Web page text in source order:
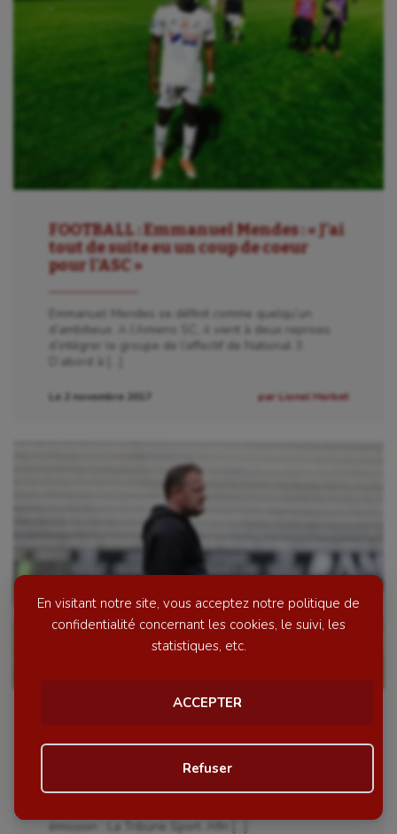
En visitant notre site, vous acceptez notre politique de
confidentialité concernant les cookies, le suivi, les
statistiques, etc.
ACCEPTER
Refuser
FOOTBALL : Emmanuel Mendes : « J’ai
tout de suite eu un coup de coeur
pour l’ASC »
Emmanuel Mendes se définit comme quelqu’un
d’ambitieux. A l’Amiens SC, il vient à deux reprises
d’intégrer le groupe de l’effectif de National 3.
D’abord à […]
Le 2 novembre 2017 par Lionel Herbet
de la Tribune Sport
Comme chaque lundi, de 18 à 19 heures, France